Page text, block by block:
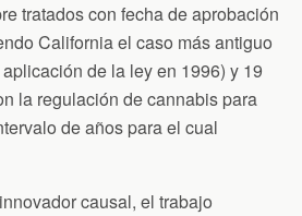
tratados con fecha de aprobación
California el caso más antiguo
de la ley en 1996) y 19
la regulación de cannabis para
de años para el cual
causal, el trabajo